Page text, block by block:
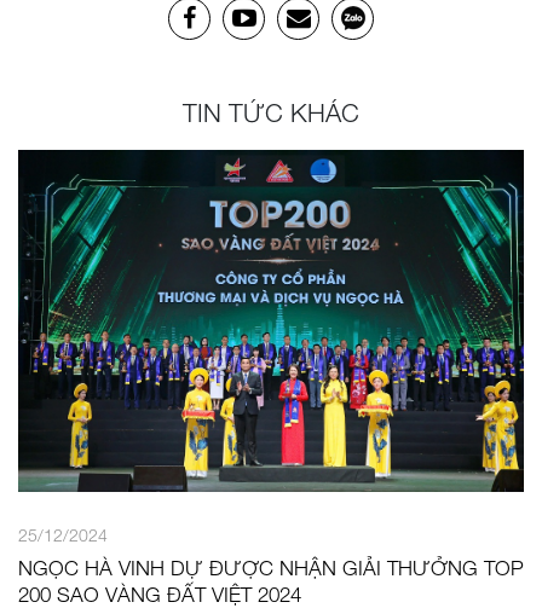
TIN TỨC KHÁC
25/12/2024
NGỌC HÀ VINH DỰ ĐƯỢC NHẬN GIẢI THƯỞNG TOP
200 SAO VÀNG ĐẤT VIỆT 2024